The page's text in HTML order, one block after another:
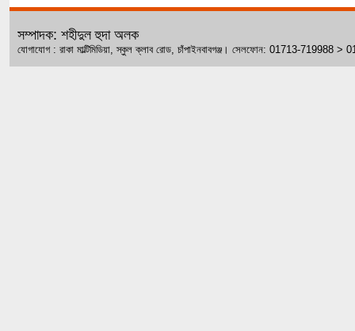
সম্পাদক: শহীদুল হুদা অলক
যোগাযোগ : রাকা মাল্টিমিডিয়া, স্কুল ক্লাব রোড, চাঁপাইনবাবগঞ্জ। সেলফোন: 01713-